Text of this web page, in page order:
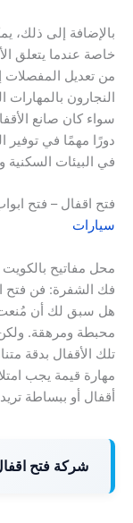
بالإضافة إلى ذلك،
خاصة عندما يتعلق
من تعديل المفصلات
النجارون بالمهارات
سواء كان صانع
دورًا مهمًا في توفير
في البيئات السكنية
فتح اقفال – فتح
سيارات
محل مفاتيح بالكويت
فك الشفرة: فن فتح
هل سبق لك أن مُنعت
محبطة ومرهقة. ولكن
تلك الأقفال بدقة
مهارة قيمة يجب
أقفال أو ببساطة
شركة فتح